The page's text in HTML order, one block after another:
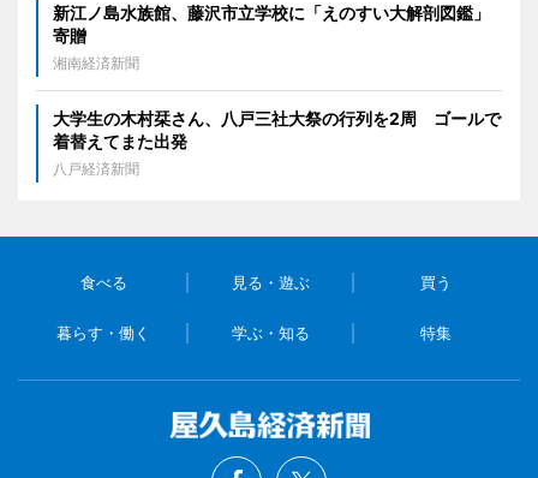
新江ノ島水族館、藤沢市立学校に「えのすい大解剖図鑑」
寄贈
湘南経済新聞
大学生の木村栞さん、八戸三社大祭の行列を2周 ゴールで
着替えてまた出発
八戸経済新聞
食べる 見る・遊ぶ 買う
暮らす・働く 学ぶ・知る 特集